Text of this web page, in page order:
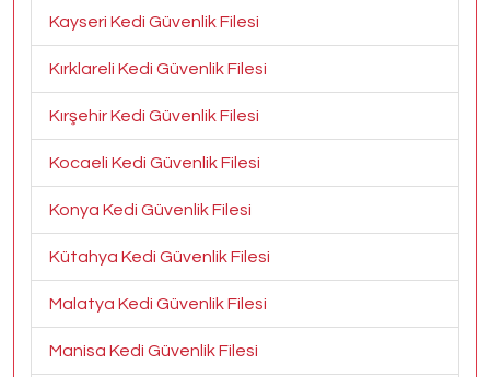
Kayseri Kedi Güvenlik Filesi
Kırklareli Kedi Güvenlik Filesi
Kırşehir Kedi Güvenlik Filesi
Kocaeli Kedi Güvenlik Filesi
Konya Kedi Güvenlik Filesi
Kütahya Kedi Güvenlik Filesi
Malatya Kedi Güvenlik Filesi
Manisa Kedi Güvenlik Filesi